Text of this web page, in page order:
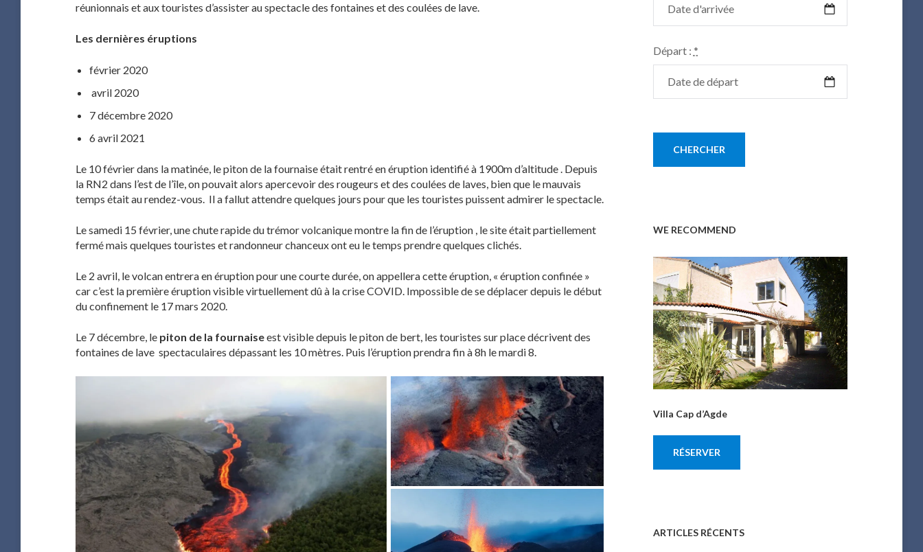
réunionnais et aux touristes d’assister au spectacle des fontaines et des coulées de lave.
Les dernières éruptions
février 2020
avril 2020
7 décembre 2020
6 avril 2021
Le 10 février dans la matinée, le piton de la fournaise était rentré en éruption identifié à 1900m d’altitude . Depuis
la RN2 dans l’est de l’île, on pouvait alors apercevoir des rougeurs et des coulées de laves, bien que le mauvais
temps était au rendez-vous. Il a fallut attendre quelques jours pour que les touristes puissent admirer le spectacle.
Le samedi 15 février, une chute rapide du trémor volcanique montre la fin de l’éruption , le site était partiellement
fermé mais quelques touristes et randonneur chanceux ont eu le temps prendre quelques clichés.
Le 2 avril, le volcan entrera en éruption pour une courte durée, on appellera cette éruption, « éruption confinée »
car c’est la première éruption visible virtuellement dû à la crise COVID. Impossible de se déplacer depuis le début
du confinement le 17 mars 2020.
Le 7 décembre, le piton de la fournaiseest visible depuis le piton de bert, les touristes sur place décrivent des
fontaines de lave spectaculaires dépassant les 10 mètres. Puis l’éruption prendra fin à 8h le mardi 8.
Départ : *
WE RECOMMEND
Villa Cap d’Agde
RÉSERVER
ARTICLES RÉCENTS